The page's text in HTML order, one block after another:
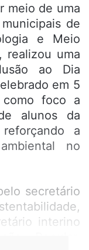
meio de uma
de
e Meio
realizou uma
ao Dia
em 5
foco a
alunos da
a
no
secretário
interino